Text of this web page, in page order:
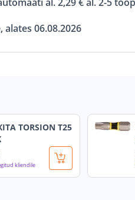
alates 06.08.2026
TORSION T25
kliendile